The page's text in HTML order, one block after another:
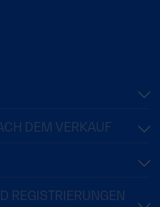
DEM VERKAUF
REGISTRIERUNGEN